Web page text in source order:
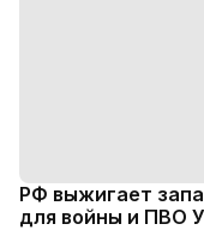
РФ выжигает
для войны и ПВО